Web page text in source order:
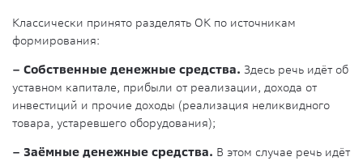
Классически принято разделять ОК по источникам
формирования:
– Собственные денежные средства. Здесь речь идёт об
уставном капитале, прибыли от реализации, дохода от
инвестиций и прочие доходы (реализация неликвидного
товара, устаревшего оборудования);
– Заёмные денежные средства. В этом случае речь идёт